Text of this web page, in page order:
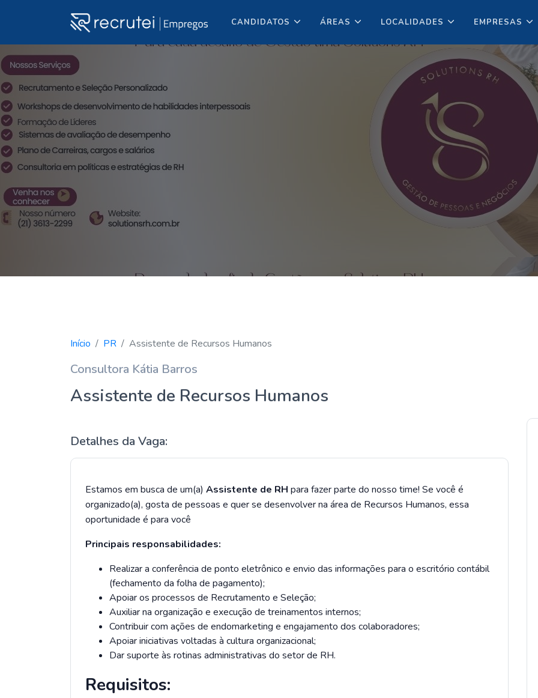
CANDIDATOS ÁREAS LOCALIDADES EMPRESAS
Início PR Assistente de Recursos Humanos
Consultora Kátia Barros
Assistente de Recursos Humanos
Detalhes da Vaga:
Estamos em busca de um(a) Assistente de RH para fazer parte do nosso time! Se você é
organizado(a), gosta de pessoas e quer se desenvolver na área de Recursos Humanos, essa
oportunidade é para você
Principais responsabilidades:
Realizar a conferência de ponto eletrônico e envio das informações para o escritório contábil
(fechamento da folha de pagamento);
Apoiar os processos de Recrutamento e Seleção;
Auxiliar na organização e execução de treinamentos internos;
Contribuir com ações de endomarketing e engajamento dos colaboradores;
Apoiar iniciativas voltadas à cultura organizacional;
Dar suporte às rotinas administrativas do setor de RH.
Requisitos: